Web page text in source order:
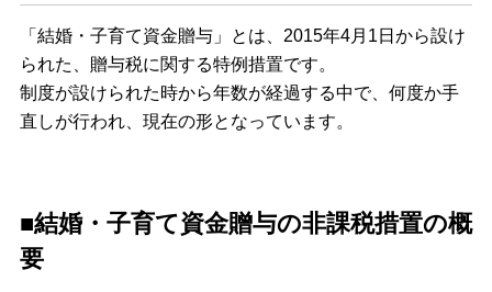
「結婚・子育て資金贈与」とは、2015年4月1日から設け
られた、贈与税に関する特例措置です。
制度が設けられた時から年数が経過する中で、何度か手
直しが行われ、現在の形となっています。
■結婚・子育て資金贈与の非課税措置の概
要